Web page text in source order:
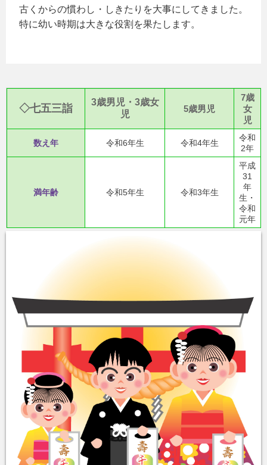
古くからの慣わし・しきたりを大事にしてきました。
特に幼い時期は大きな役割を果たします。
◇七五三詣
3歳男児・3歳女
児
5歳男児
7歳
女
児
数え年 令和6年生 令和4年生
令和
2年
満年齢 令和5年生 令和3年生
平成
31
年
生・
令和
元年